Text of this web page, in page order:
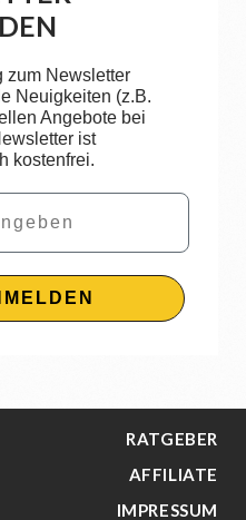
zum Newsletter
Neuigkeiten (z.B.
Angebote bei
ist
kostenfrei.
RATGEBER
AFFILIATE
IMPRESSUM